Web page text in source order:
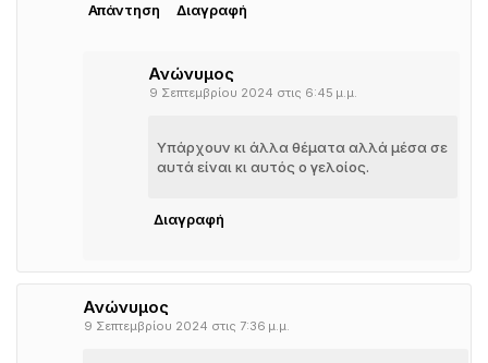
Απάντηση Διαγραφή
Ανώνυμος
9 Σεπτεμβρίου 2024 στις 6:45 μ.μ.
Υπάρχουν κι άλλα θέματα αλλά μέσα σε
αυτά είναι κι αυτός ο γελοίος.
Διαγραφή
Ανώνυμος
9 Σεπτεμβρίου 2024 στις 7:36 μ.μ.